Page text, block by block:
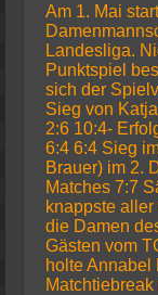
Am 1. Mai
Landesliga.
Punktspiel
sich der
Sieg von
2:6 10:4-
6:4 6:4 Sieg
Brauer) im 2.
Matches 7:7
knappste
die Damen
Gästen vom
holte Annabel
Matchtiebreak